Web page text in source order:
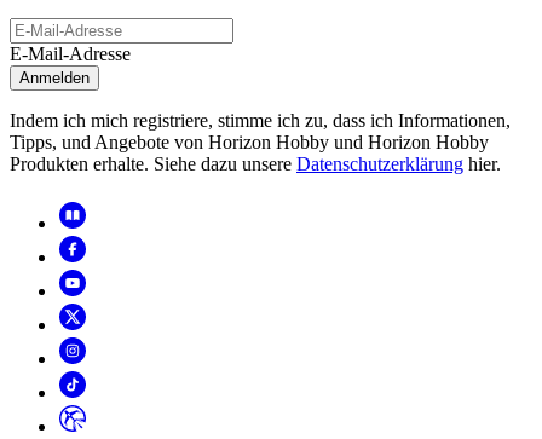
E-Mail-Adresse
Anmelden
Indem ich mich registriere, stimme ich zu, dass ich Informationen,
Tipps, und Angebote von Horizon Hobby und Horizon Hobby
Produkten erhalte. Siehe dazu unsere Datenschutzerklärung hier.